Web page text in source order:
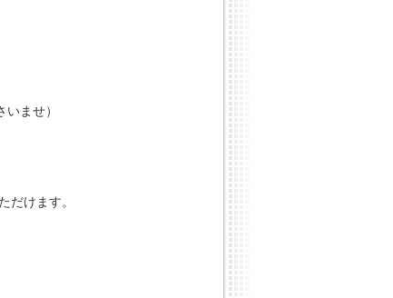
ませ）
だけます。